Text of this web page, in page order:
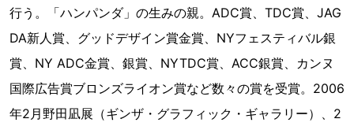
行う。「ハンパンダ」の生みの親。ADC賞、TDC賞、JAG
DA新人賞、グッドデザイン賞金賞、NYフェスティバル銀
賞、NY ADC金賞、銀賞、NYTDC賞、ACC銀賞、カンヌ
国際広告賞ブロンズライオン賞など数々の賞を受賞。2006
年2月野田凪展（ギンザ・グラフィック・ギャラリー）、2